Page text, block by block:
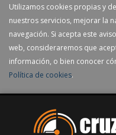
Utilizamos cookies propias y
nuestros servicios, mejorar la
navegación. Si acepta este
web, consideraremos que
información, o bien conocer
Política de cookies.